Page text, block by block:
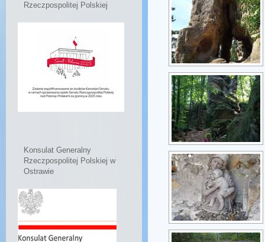
Rzeczpospolitej Polskiej
Konsulat Generalny
Rzeczpospolitej Polskiej w
Ostrawie